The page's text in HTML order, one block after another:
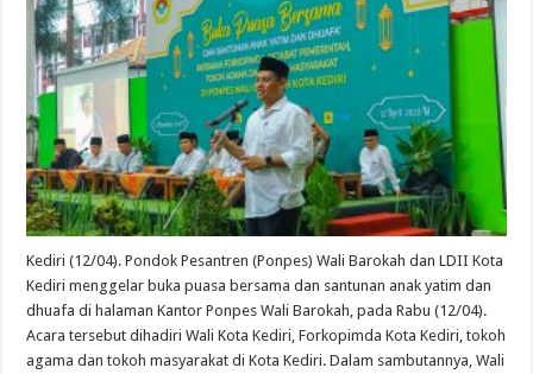
Kediri (12/04). Pondok Pesantren (Ponpes) Wali Barokah dan LDII Kota
Kediri menggelar buka puasa bersama dan santunan anak yatim dan
dhuafa di halaman Kantor Ponpes Wali Barokah, pada Rabu (12/04).
Acara tersebut dihadiri Wali Kota Kediri, Forkopimda Kota Kediri, tokoh
agama dan tokoh masyarakat di Kota Kediri. Dalam sambutannya, Wali